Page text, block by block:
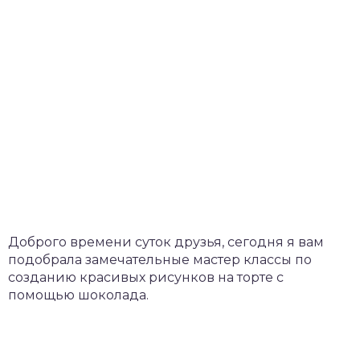
Доброго времени суток друзья, сегодня я вам
подобрала замечательные мастер классы по
созданию красивых рисунков на торте с
помощью шоколада.